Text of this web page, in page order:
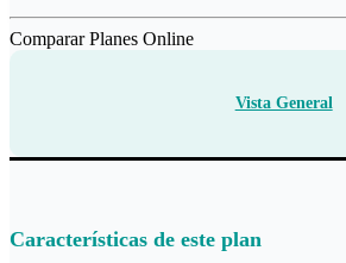
Comparar Planes Online
Vista General
Características de este plan